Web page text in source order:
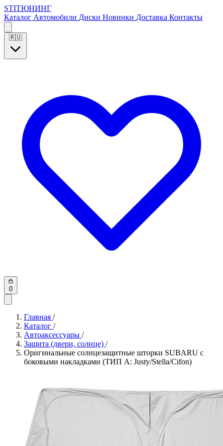
STIТЮНИНГ
Каталог Автомобили Диски Новинки Доставка Контакты
🇷🇺
0
Главная /
Каталог /
Автоаксессуары /
Защита (двери, солнце) /
Оригинальные солнцезащитные шторки SUBARU с
боковыми накладками (ТИП A: Justy/Stella/Cifon)